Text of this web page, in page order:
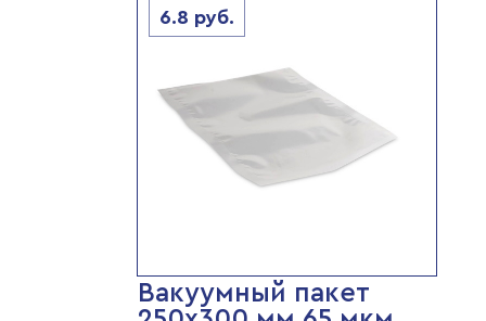
6.8 руб.
Вакуумный пакет